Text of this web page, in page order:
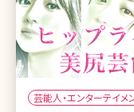
芸能人・エンターテイメ